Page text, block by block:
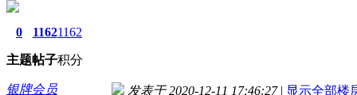
0
主题
1162
帖子
1162
积分
银牌会员 发表于 2020-12-11 17:46:27 | 显示全部楼